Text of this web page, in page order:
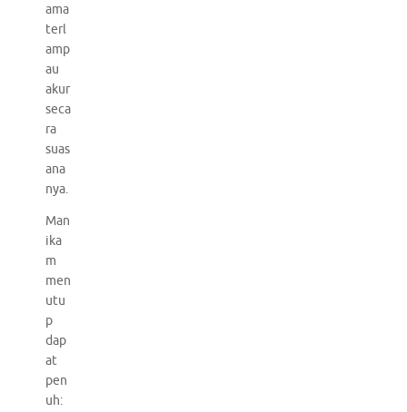
ama
terl
amp
au
akur
seca
ra
suas
ana
nya.
Man
ika
m
men
utu
p
dap
at
pen
uh: